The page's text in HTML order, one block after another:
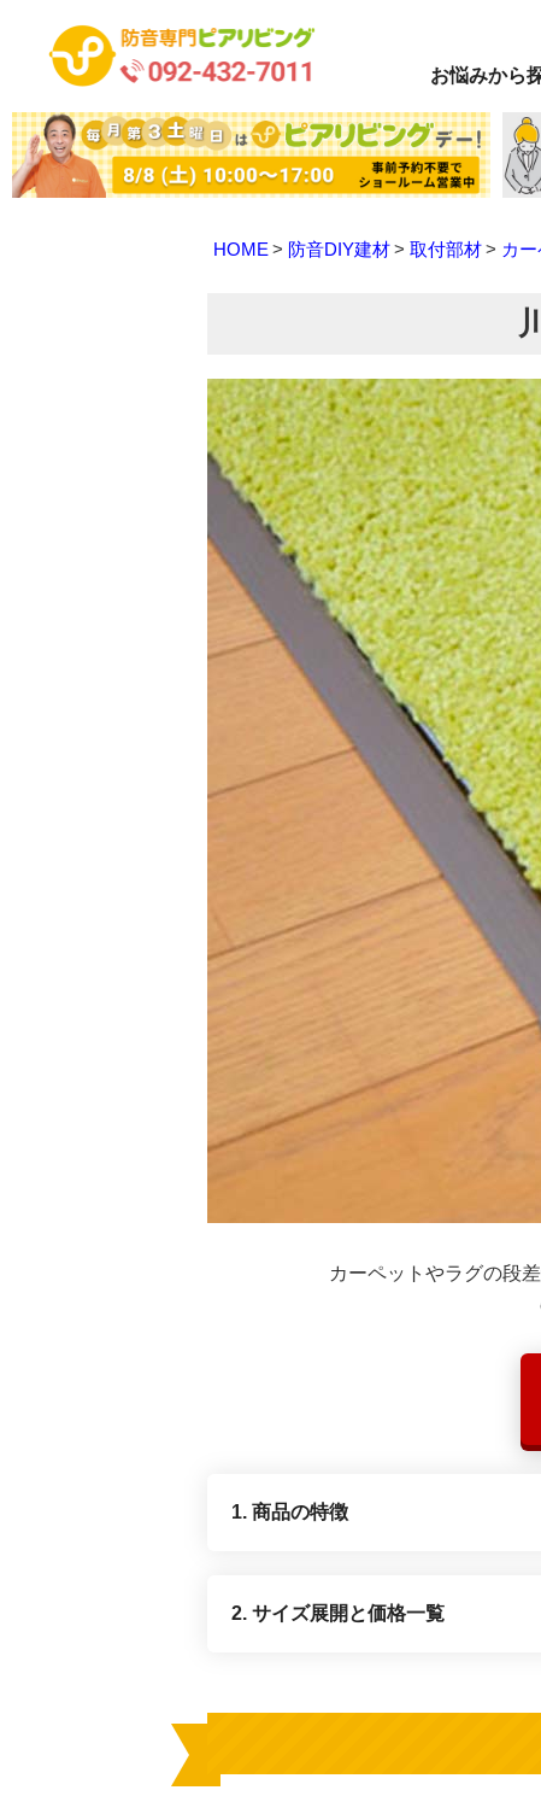
お悩みから
HOME 防音DIY建材 取付部材 カ
カーペットやラグの段
1. 商品の特徴
2. サイズ展開と価格一覧